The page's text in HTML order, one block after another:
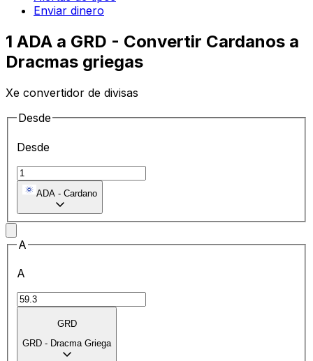
Enviar dinero
1 ADA a GRD - Convertir Cardanos a
Dracmas griegas
Xe convertidor de divisas
Desde
Desde
ADA - Cardano
A
A
GRD
GRD - Dracma Griega